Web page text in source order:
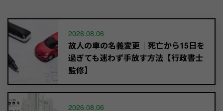
2026.08.06
故人の車の名義変更｜死亡から15日を
過ぎても迷わず手放す方法【行政書士
監修】
2026.08.06